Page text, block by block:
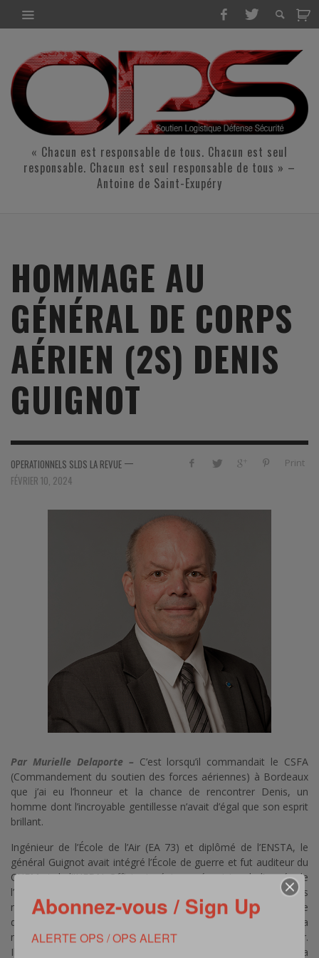
« Chacun est responsable de tous. Chacun est seul
responsable. Chacun est seul responsable de tous » –
Antoine de Saint-Exupéry
HOMMAGE AU
GÉNÉRAL DE CORPS
AÉRIEN (2S) DENIS
GUIGNOT
Print
OPERATIONNELS SLDS LA REVUE —
FÉVRIER 10, 2024
Par Murielle Delaporte – C’est lorsqu’il commandait le CSFA
(Commandement du soutien des forces aériennes) à Bordeaux
que j’ai eu l’honneur et la chance de rencontrer Denis, un
homme dont l’incroyable gentillesse n’avait d’égal que son esprit
brillant.
Ingénieur de l’École de l’Air (EA 73) et diplômé de l’ENSTA, le
général Guignot avait intégré l’École de guerre et fut auditeur du
CHEM et de l’IHEDN. Officier ingénieur mécanicien de l’armée de
l’Air pendant près de quarante ans, il mena de nombreuses
missions, dont celles de directeur technique du centre
d’expérimentation de l’armée de l’Air et de responsable de la
maintenance et de la logistique à l’état-major de l’armée de l’Air.
Il participa à la réforme AIR 2010 et fut l’un des architectes de la
Abonnez-vous / Sign Up
ALERTE OPS / OPS ALERT